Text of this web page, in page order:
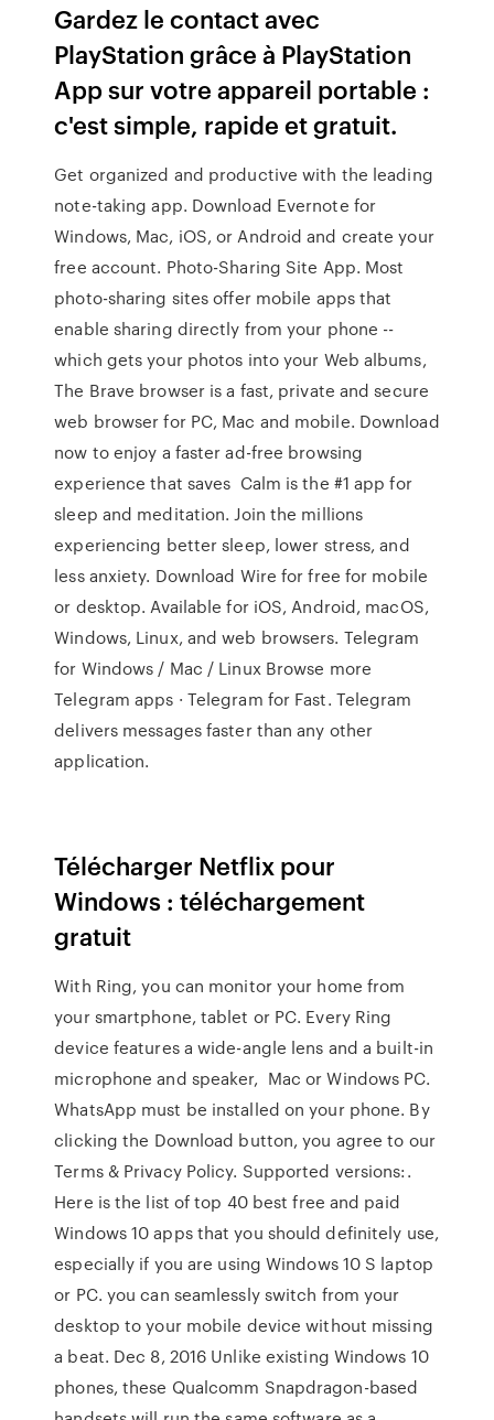
Gardez le contact avec
PlayStation grâce à PlayStation
App sur votre appareil portable :
c'est simple, rapide et gratuit.
Get organized and productive with the leading
note-taking app. Download Evernote for
Windows, Mac, iOS, or Android and create your
free account. Photo-Sharing Site App. Most
photo-sharing sites offer mobile apps that
enable sharing directly from your phone --
which gets your photos into your Web albums,
The Brave browser is a fast, private and secure
web browser for PC, Mac and mobile. Download
now to enjoy a faster ad-free browsing
experience that saves Calm is the #1 app for
sleep and meditation. Join the millions
experiencing better sleep, lower stress, and
less anxiety. Download Wire for free for mobile
or desktop. Available for iOS, Android, macOS,
Windows, Linux, and web browsers. Telegram
for Windows / Mac / Linux Browse more
Telegram apps · Telegram for Fast. Telegram
delivers messages faster than any other
application.
Télécharger Netflix pour
Windows : téléchargement
gratuit
With Ring, you can monitor your home from
your smartphone, tablet or PC. Every Ring
device features a wide-angle lens and a built-in
microphone and speaker, Mac or Windows PC.
WhatsApp must be installed on your phone. By
clicking the Download button, you agree to our
Terms & Privacy Policy. Supported versions:.
Here is the list of top 40 best free and paid
Windows 10 apps that you should definitely use,
especially if you are using Windows 10 S laptop
or PC. you can seamlessly switch from your
desktop to your mobile device without missing
a beat. Dec 8, 2016 Unlike existing Windows 10
phones, these Qualcomm Snapdragon-based